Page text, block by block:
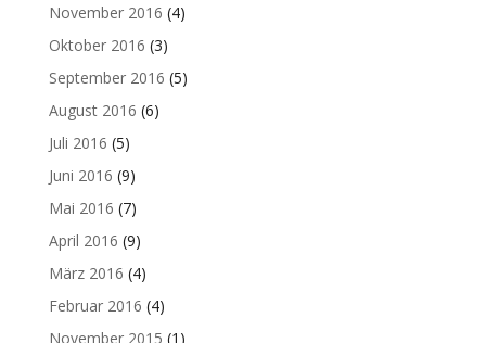
November 2016 (4)
Oktober 2016 (3)
September 2016 (5)
August 2016 (6)
Juli 2016 (5)
Juni 2016 (9)
Mai 2016 (7)
April 2016 (9)
März 2016 (4)
Februar 2016 (4)
November 2015 (1)